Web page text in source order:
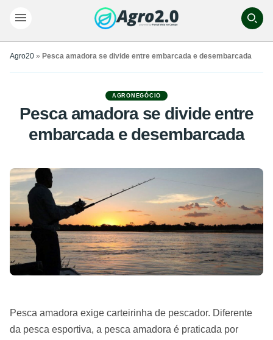
Agro20 » Pesca amadora se divide entre embarcada e desembarcada
AGRONEGÓCIO
Pesca amadora se divide entre
embarcada e desembarcada
Pesca amadora exige carteirinha de pescador. Diferente
da pesca esportiva, a pesca amadora é praticada por